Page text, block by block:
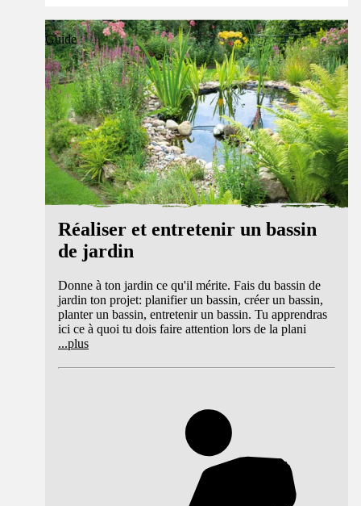
Guide
Réaliser et entretenir un bassin
de jardin
Donne à ton jardin ce qu'il mérite. Fais du bassin de
jardin ton projet: planifier un bassin, créer un bassin,
planter un bassin, entretenir un bassin. Tu apprendras
ici ce à quoi tu dois faire attention lors de la plani
...plus